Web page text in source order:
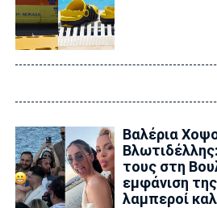
Βαλέρια
τους στη
εμφάνιση
λαμπεροί